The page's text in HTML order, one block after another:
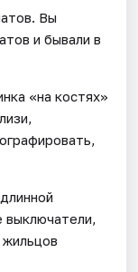
Вы
и бывали в
«на костях»
выключатели,